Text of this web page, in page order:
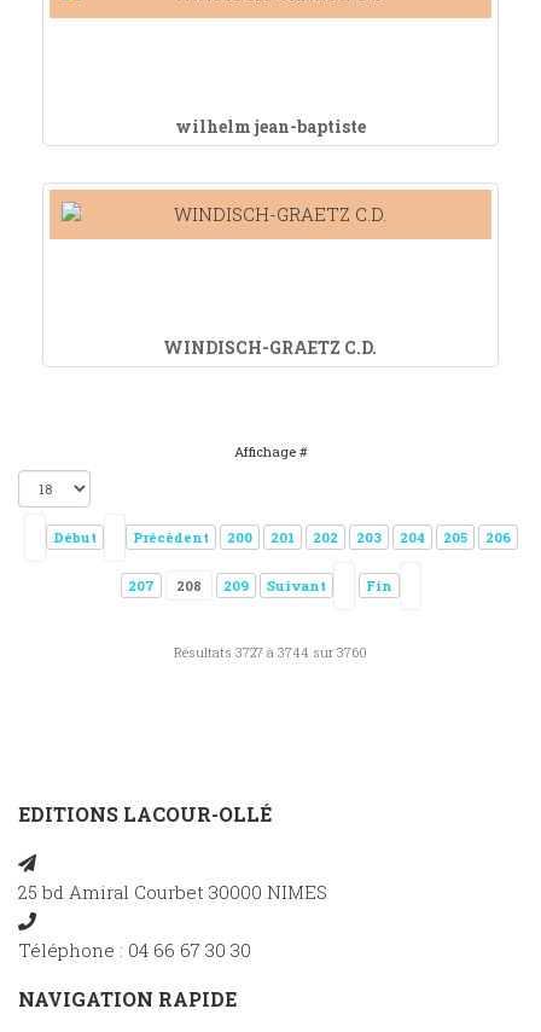
wilhelm jean-baptiste
WINDISCH-GRAETZ C.D.
Affichage #
Début Précédent 200 201 202 203 204 205 206
207 208 209 Suivant Fin
Résultats 3727 à 3744 sur 3760
EDITIONS LACOUR-OLLÉ
25 bd Amiral Courbet 30000 NIMES
Téléphone : 04 66 67 30 30
NAVIGATION RAPIDE